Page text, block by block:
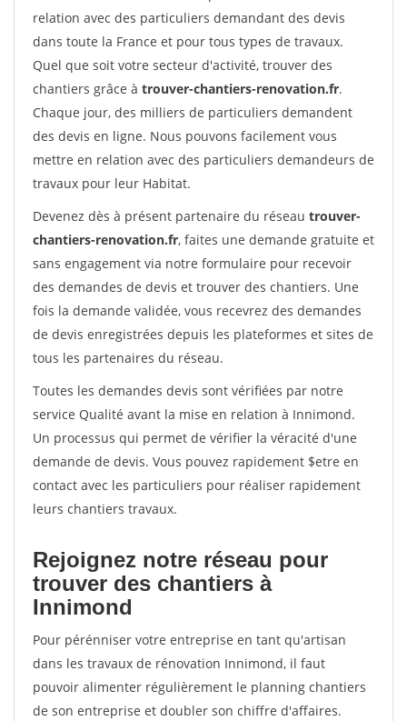
relation avec des particuliers demandant des devis
dans toute la France et pour tous types de travaux.
Quel que soit votre secteur d'activité, trouver des
chantiers grâce à trouver-chantiers-renovation.fr.
Chaque jour, des milliers de particuliers demandent
des devis en ligne. Nous pouvons facilement vous
mettre en relation avec des particuliers demandeurs de
travaux pour leur Habitat.
Devenez dès à présent partenaire du réseau trouver-
chantiers-renovation.fr, faites une demande gratuite et
sans engagement via notre formulaire pour recevoir
des demandes de devis et trouver des chantiers. Une
fois la demande validée, vous recevrez des demandes
de devis enregistrées depuis les plateformes et sites de
tous les partenaires du réseau.
Toutes les demandes devis sont vérifiées par notre
service Qualité avant la mise en relation à Innimond.
Un processus qui permet de vérifier la véracité d'une
demande de devis. Vous pouvez rapidement $etre en
contact avec les particuliers pour réaliser rapidement
leurs chantiers travaux.
Rejoignez notre réseau pour
trouver des chantiers à
Innimond
Pour pérénniser votre entreprise en tant qu'artisan
dans les travaux de rénovation Innimond, il faut
pouvoir alimenter régulièrement le planning chantiers
de son entreprise et doubler son chiffre d'affaires.